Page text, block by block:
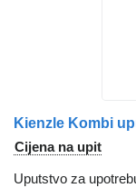
Kienzle Kombi
Cijena na upit
Uputstvo za